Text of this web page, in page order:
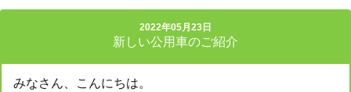
2022年05月23日
新しい公用車のご紹介
みなさん、こんにちは。